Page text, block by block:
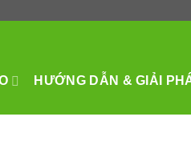
HƯỚNG DẪN & GIẢI